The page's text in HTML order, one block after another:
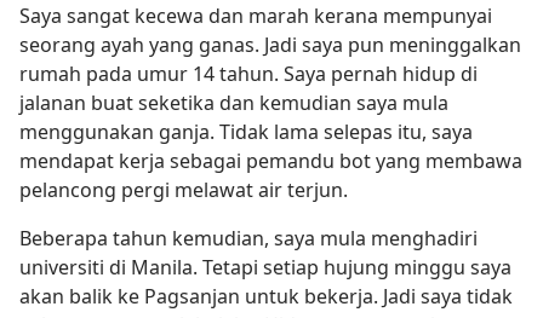
Saya sangat kecewa dan marah kerana mempunyai
seorang ayah yang ganas. Jadi saya pun meninggalkan
rumah pada umur 14 tahun. Saya pernah hidup di
jalanan buat seketika dan kemudian saya mula
menggunakan ganja. Tidak lama selepas itu, saya
mendapat kerja sebagai pemandu bot yang membawa
pelancong pergi melawat air terjun.
Beberapa tahun kemudian, saya mula menghadiri
universiti di Manila. Tetapi setiap hujung minggu saya
akan balik ke Pagsanjan untuk bekerja. Jadi saya tidak